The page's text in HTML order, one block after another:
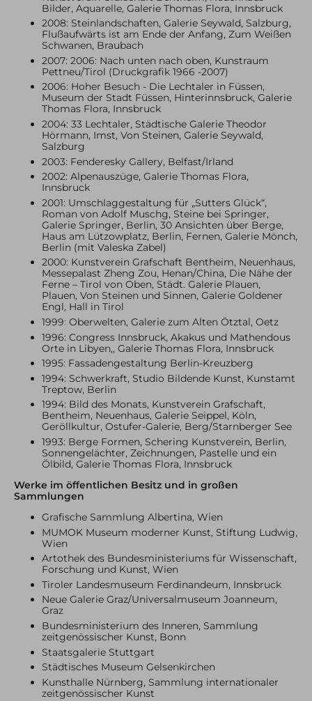
Bilder, Aquarelle, Galerie Thomas Flora, Innsbruck
2008: Steinlandschaften, Galerie Seywald, Salzburg,
Flußaufwärts ist am Ende der Anfang, Zum Weißen
Schwanen, Braubach
2007: 2006: Nach unten nach oben, Kunstraum
Pettneu/Tirol (Druckgrafik 1966 -2007)
2006: Hoher Besuch - Die Lechtaler in Füssen,
Museum der Stadt Füssen, Hinterinnsbruck, Galerie
Thomas Flora, Innsbruck
2004: 33 Lechtaler, Städtische Galerie Theodor
Hörmann, Imst, Von Steinen, Galerie Seywald,
Salzburg
2003: Fenderesky Gallery, Belfast/Irland
2002: Alpenauszüge, Galerie Thomas Flora,
Innsbruck
2001: Umschlaggestaltung für „Sutters Glück“,
Roman von Adolf Muschg, Steine bei Springer,
Galerie Springer, Berlin, 30 Ansichten über Berge,
Haus am Lützowplatz, Berlin, Fernen, Galerie Mönch,
Berlin (mit Valeska Zabel)
2000: Kunstverein Grafschaft Bentheim, Neuenhaus,
Messepalast Zheng Zou, Henan/China, Die Nähe der
Ferne – Tirol von Oben, Städt. Galerie Plauen,
Plauen, Von Steinen und Sinnen, Galerie Goldener
Engl, Hall in Tirol
1999: Oberwelten, Galerie zum Alten Ötztal, Oetz
1996: Congress Innsbruck, Akakus und Mathendous
Orte in Libyen,, Galerie Thomas Flora, Innsbruck
1995: Fassadengestaltung Berlin-Kreuzberg
1994: Schwerkraft, Studio Bildende Kunst, Kunstamt
Treptow, Berlin
1994: Bild des Monats, Kunstverein Grafschaft,
Bentheim, Neuenhaus, Galerie Seippel, Köln,
Geröllkultur, Ostufer-Galerie, Berg/Starnberger See
1993: Berge Formen, Schering Kunstverein, Berlin,
Sonnengelächter, Zeichnungen, Pastelle und ein
Ölbild, Galerie Thomas Flora, Innsbruck
Werke im öffentlichen Besitz und in großen
Sammlungen
Grafische Sammlung Albertina, Wien
MUMOK Museum moderner Kunst, Stiftung Ludwig,
Wien
Artothek des Bundesministeriums für Wissenschaft,
Forschung und Kunst, Wien
Tiroler Landesmuseum Ferdinandeum, Innsbruck
Neue Galerie Graz/Universalmuseum Joanneum,
Graz
Bundesministerium des Inneren, Sammlung
zeitgenössischer Kunst, Bonn
Staatsgalerie Stuttgart
Städtisches Museum Gelsenkirchen
Kunsthalle Nürnberg, Sammlung internationaler
zeitgenössischer Kunst